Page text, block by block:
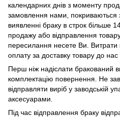
календарних днів з моменту
замовлення нами, покриваються
виявленні браку в строк більше
продажу або відправлення
пересилання несете Ви.
оплату за доставку товару до нас
Перш ніж надіслати бракований
комплектацію повернення. Не
відправляти виріб у заводській
аксесуарами.
Під час відправлення браку